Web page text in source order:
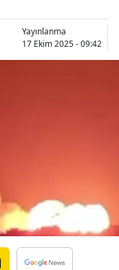
Bilecik
Bingöl
Çanakkale
Çankırı
Çorum
Yayınlanma
17 Ekim 2025 - 09:42